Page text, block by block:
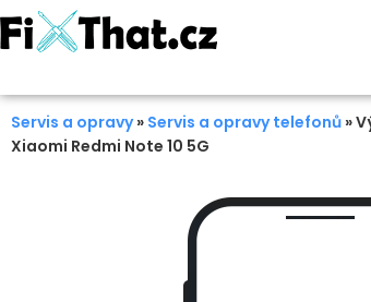
Servis a opravy» Servis a opravy telefonů »
Xiaomi Redmi Note 10 5G